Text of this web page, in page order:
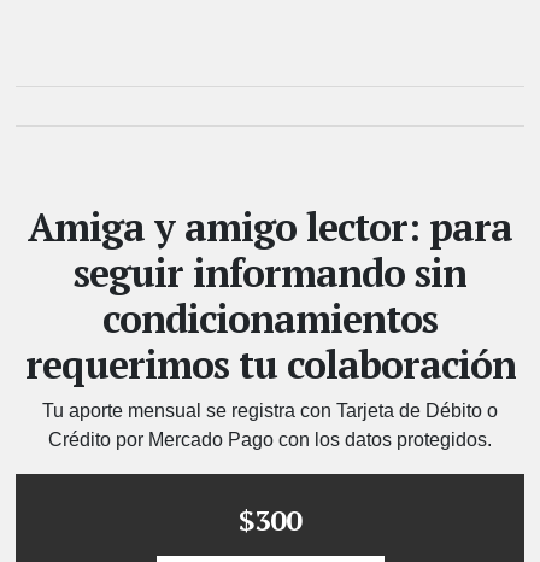
Amiga y amigo lector: para
seguir informando sin
condicionamientos
requerimos tu colaboración
Tu aporte mensual se registra con Tarjeta de Débito o
Crédito por Mercado Pago con los datos protegidos.
$300